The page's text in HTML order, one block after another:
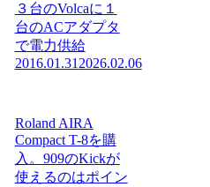
３台のVolcaに１
台のACアダプタ
で電力供給
2016.01.312026.02.06
Roland AIRA
Compact T-8を購
入。909のKickが
使えるのはポイン